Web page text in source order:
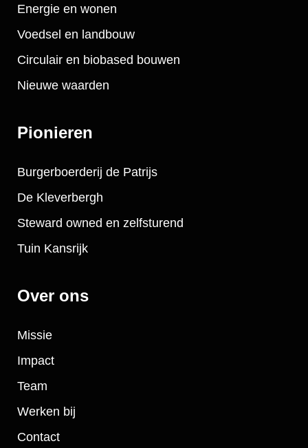
Energie en wonen
Voedsel en landbouw
Circulair en biobased bouwen
Nieuwe waarden
Pionieren
Burgerboerderij de Patrijs
De Kleverbergh
Steward owned en zelfsturend
Tuin Kansrijk
Over ons
Missie
Impact
Team
Werken bij
Contact